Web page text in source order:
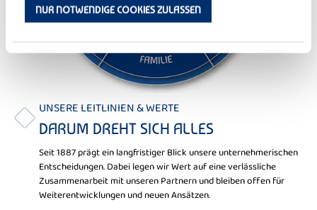
NUR NOTWENDIGE COOKIES ZULASSEN
UNSERE LEITLINIEN & WERTE
DARUM DREHT SICH ALLES
Seit 1887 prägt ein langfristiger Blick unsere unternehmerischen
Entscheidungen. Dabei legen wir Wert auf eine verlässliche
Zusammenarbeit mit unseren Partnern und bleiben offen für
Weiterentwicklungen und neuen Ansätzen.